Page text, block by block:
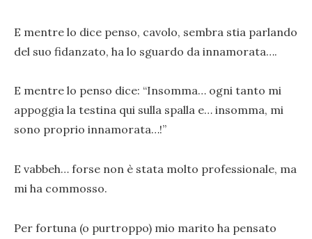
E mentre lo dice penso, cavolo, sembra stia parlando
del suo fidanzato, ha lo sguardo da innamorata….
E mentre lo penso dice: “Insomma… ogni tanto mi
appoggia la testina qui sulla spalla e… insomma, mi
sono proprio innamorata…!”
E vabbeh… forse non è stata molto professionale, ma
mi ha commosso.
Per fortuna (o purtroppo) mio marito ha pensato